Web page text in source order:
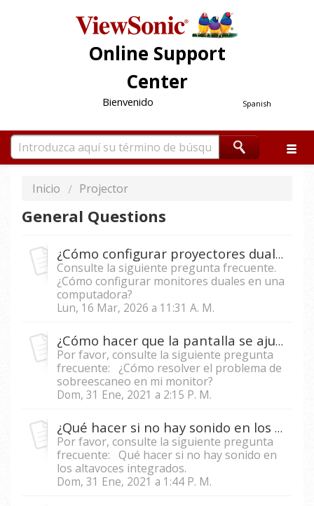
Online Support
Center
Spanish
Bienvenido
Inicio Projector
General Questions
¿Cómo configurar proyectores duales en una computadora?
Consulte la siguiente pregunta frecuente.
¿Cómo configurar monitores duales en una
computadora?
Lun, 16 Mar, 2026 a 11:31 A. M.
¿Cómo hacer que la pantalla se ajuste al área de visualización de mi proyector?
Por favor, consulte la siguiente pregunta
frecuente: ¿Cómo resolver el problema de
sobreescaneo en mi monitor?
Dom, 31 Ene, 2021 a 2:15 P. M.
¿Qué hacer si no hay sonido en los altavoces del proyector cuando se conecta la PC/computadora portátil al proyector?
Por favor, consulte la siguiente pregunta
frecuente: Qué hacer si no hay sonido en
los altavoces integrados.
Dom, 31 Ene, 2021 a 1:44 P. M.